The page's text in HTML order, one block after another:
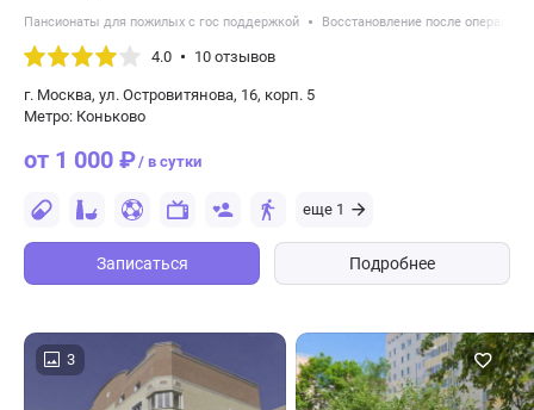
Пансионаты для пожилых с гос поддержкой Восстановление после операций
4.0 10 отзывов
г. Москва, ул. Островитянова, 16, корп. 5
Метро: Коньково
от 1 000 ₽/ в сутки
еще 1
Записаться Подробнее
3